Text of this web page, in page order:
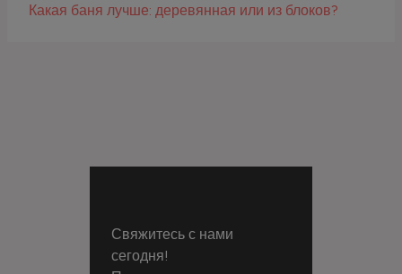
Какая баня лучше: деревянная или из блоков?
Свяжитесь с нами
сегодня!